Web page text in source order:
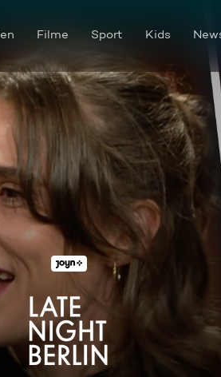
Filme Sport Kids
Die Show vom 11.